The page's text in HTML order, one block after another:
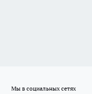
Мы в социальных сетях